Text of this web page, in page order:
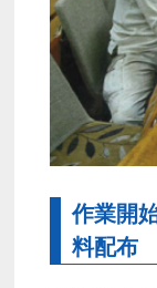
作業開
料配布